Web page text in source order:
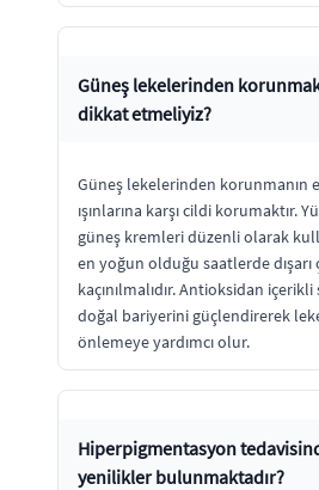
Güneş lekelerinden
dikkat etmeliyiz?
Güneş lekelerinden korunmanın
ışınlarına karşı cildi korumaktır.
güneş kremleri düzenli olarak
en yoğun olduğu saatlerde dışarı
kaçınılmalıdır. Antioksidan
doğal bariyerini güçlendirerek
önlemeye yardımcı olur.
Hiperpigmentasyon
yenilikler bulunmaktadır?